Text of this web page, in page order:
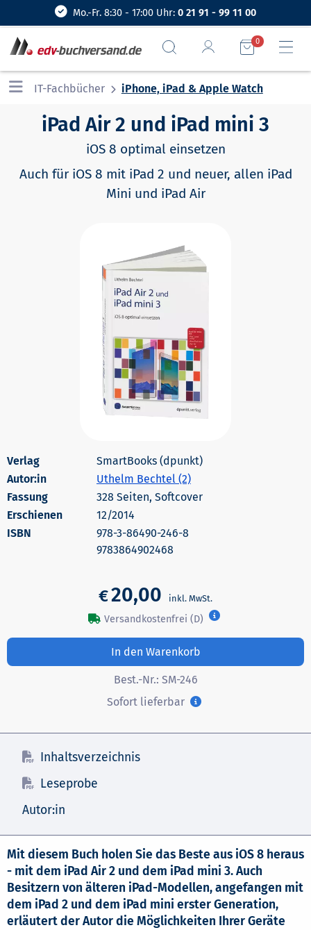
Mo.-Fr. 8:30 - 17:00 Uhr: 0 21 91 - 99 11 00
0
IT-Fachbücher iPhone, iPad & Apple Watch
iPad Air 2 und iPad mini 3
iOS 8 optimal einsetzen
Auch für iOS 8 mit iPad 2 und neuer, allen iPad
Mini und iPad Air
SmartBooks (dpunkt)
Autor:in
Uthelm Bechtel (2)
328 Seiten, Softcover
Erschienen
12/2014
978-3-86490-246-8
9783864902468
€20,00
Versandkostenfrei (D)
In den Warenkorb
Best.-Nr.: SM-246
Sofort lieferbar
Inhaltsverzeichnis
Leseprobe
Autor:in
Mit diesem Buch holen Sie das Beste aus iOS 8 heraus
- mit dem iPad Air 2 und dem iPad mini 3. Auch
Besitzern von älteren iPad-Modellen, angefangen mit
dem iPad 2 und dem iPad mini erster Generation,
erläutert der Autor die Möglichkeiten Ihrer Geräte